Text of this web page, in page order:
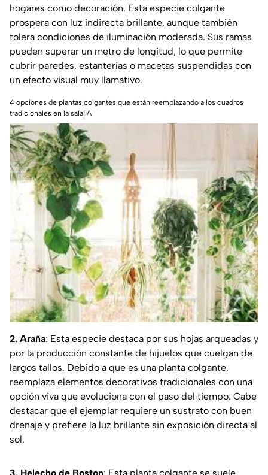
hogares como decoración. Esta especie colgante
prospera con luz indirecta brillante, aunque también
tolera condiciones de iluminación moderada. Sus ramas
pueden superar un metro de longitud, lo que permite
cubrir paredes, estanterías o macetas suspendidas con
un efecto visual muy llamativo.
4 opciones de plantas colgantes que están reemplazando a los cuadros
tradicionales en la sala|IA
2. Araña: Esta especie destaca por sus hojas arqueadas y
por la producción constante de hijuelos que cuelgan de
largos tallos. Debido a que es una planta colgante,
reemplaza elementos decorativos tradicionales con una
opción viva que evoluciona con el paso del tiempo. Cabe
destacar que el ejemplar requiere un sustrato con buen
drenaje y prefiere la luz brillante sin exposición directa al
sol.